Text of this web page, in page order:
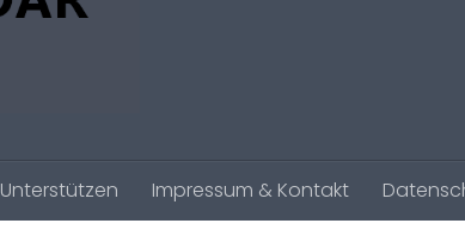
Unterstützen Impressum & Kontakt